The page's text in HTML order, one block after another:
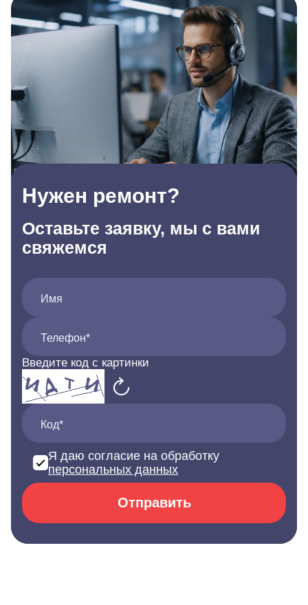
Нужен ремонт?
Оставьте заявку, мы с вами
свяжемся
Имя
Телефон*
Введите код с картинки
Код*
Я даю согласие на обработку
персональных данных
Отправить